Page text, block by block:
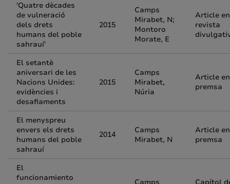
'Quatre dècades
de vulneració
dels drets
humans del poble
sahrauí'
2015
Camps
Mirabet, N;
Montoro
Morate, E
Article en
revista
El setantè
aniversari de les
Nacions Unides:
evidències i
desafiaments
2015
Camps
Mirabet,
Núria
Article en
premsa
El menyspreu
envers els drets
humans del poble
sahrauí
2014
Camps
Mirabet, N
Article en
premsa
El
funcionamiento